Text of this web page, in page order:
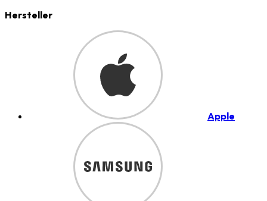
Hersteller
Apple